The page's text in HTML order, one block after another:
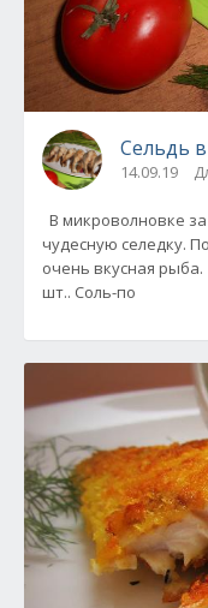
14.09.19
В микроволновке
чудесную селедку.
очень вкусная
шт.. Соль-по